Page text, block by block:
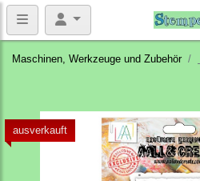
Maschinen, Werkzeuge und Zubehör
ausverkauft